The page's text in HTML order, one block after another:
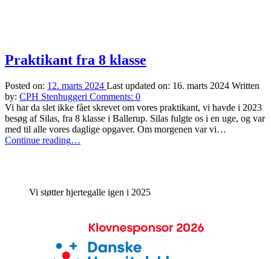
Praktikant fra 8 klasse
Posted on: 12. marts 2024 Last updated on: 16. marts 2024 Written
by: CPH Stenhuggeri Comments: 0
Vi har da slet ikke fået skrevet om vores praktikant, vi havde i 2023
besøg af Silas, fra 8 klasse i Ballerup. Silas fulgte os i en uge, og var
med til alle vores daglige opgaver. Om morgenen var vi…
Continue reading“Praktikant
…
Vi støtter hjertegalle igen i 2025